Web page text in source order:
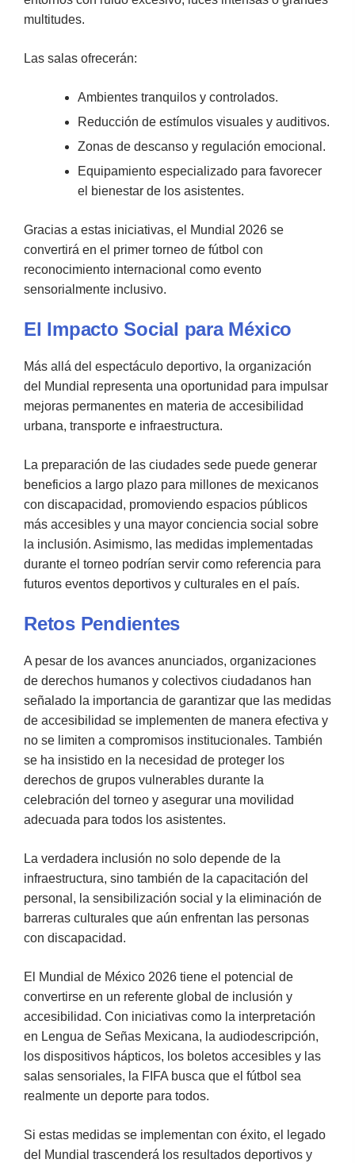
multitudes.
Las salas ofrecerán:
Ambientes tranquilos y controlados.
Reducción de estímulos visuales y auditivos.
Zonas de descanso y regulación emocional.
Equipamiento especializado para favorecer
el bienestar de los asistentes.
Gracias a estas iniciativas, el Mundial 2026 se
convertirá en el primer torneo de fútbol con
reconocimiento internacional como evento
sensorialmente inclusivo.
El Impacto Social para México
Más allá del espectáculo deportivo, la organización
del Mundial representa una oportunidad para impulsar
mejoras permanentes en materia de accesibilidad
urbana, transporte e infraestructura.
La preparación de las ciudades sede puede generar
beneficios a largo plazo para millones de mexicanos
con discapacidad, promoviendo espacios públicos
más accesibles y una mayor conciencia social sobre
la inclusión. Asimismo, las medidas implementadas
durante el torneo podrían servir como referencia para
futuros eventos deportivos y culturales en el país.
Retos Pendientes
A pesar de los avances anunciados, organizaciones
de derechos humanos y colectivos ciudadanos han
señalado la importancia de garantizar que las medidas
de accesibilidad se implementen de manera efectiva y
no se limiten a compromisos institucionales. También
se ha insistido en la necesidad de proteger los
derechos de grupos vulnerables durante la
celebración del torneo y asegurar una movilidad
adecuada para todos los asistentes.
La verdadera inclusión no solo depende de la
infraestructura, sino también de la capacitación del
personal, la sensibilización social y la eliminación de
barreras culturales que aún enfrentan las personas
con discapacidad.
El Mundial de México 2026 tiene el potencial de
convertirse en un referente global de inclusión y
accesibilidad. Con iniciativas como la interpretación
en Lengua de Señas Mexicana, la audiodescripción,
los dispositivos hápticos, los boletos accesibles y las
salas sensoriales, la FIFA busca que el fútbol sea
realmente un deporte para todos.
Si estas medidas se implementan con éxito, el legado
del Mundial trascenderá los resultados deportivos y